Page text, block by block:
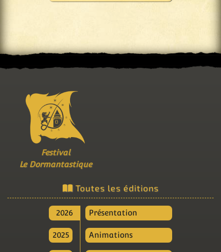
Festival
Le Dormantastique
Toutes les éditions
2026
2025
Présentation
Animations